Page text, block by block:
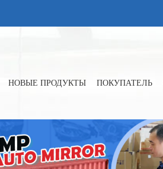
НОВЫЕ ПРОДУКТЫ ПОКУПАТЕЛЬ